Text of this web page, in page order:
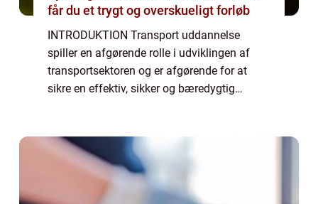
får du et trygt og overskueligt forløb
INTRODUKTION Transport uddannelse
spiller en afgørende rolle i udviklingen af
transportsektoren og er afgørende for at
sikre en effektiv, sikker og bæredygtig
af transpo...